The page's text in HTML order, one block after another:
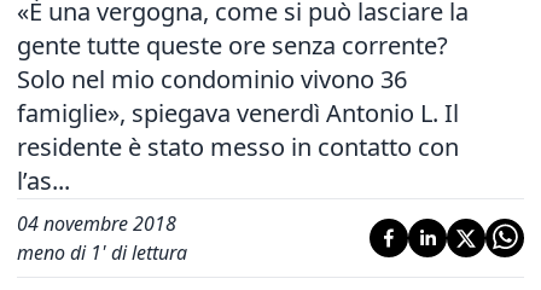
«È una vergogna, come si può lasciare la
gente tutte queste ore senza corrente?
Solo nel mio condominio vivono 36
famiglie», spiegava venerdì Antonio L. Il
residente è stato messo in contatto con
l’as...
04 novembre 2018
meno di 1' di lettura